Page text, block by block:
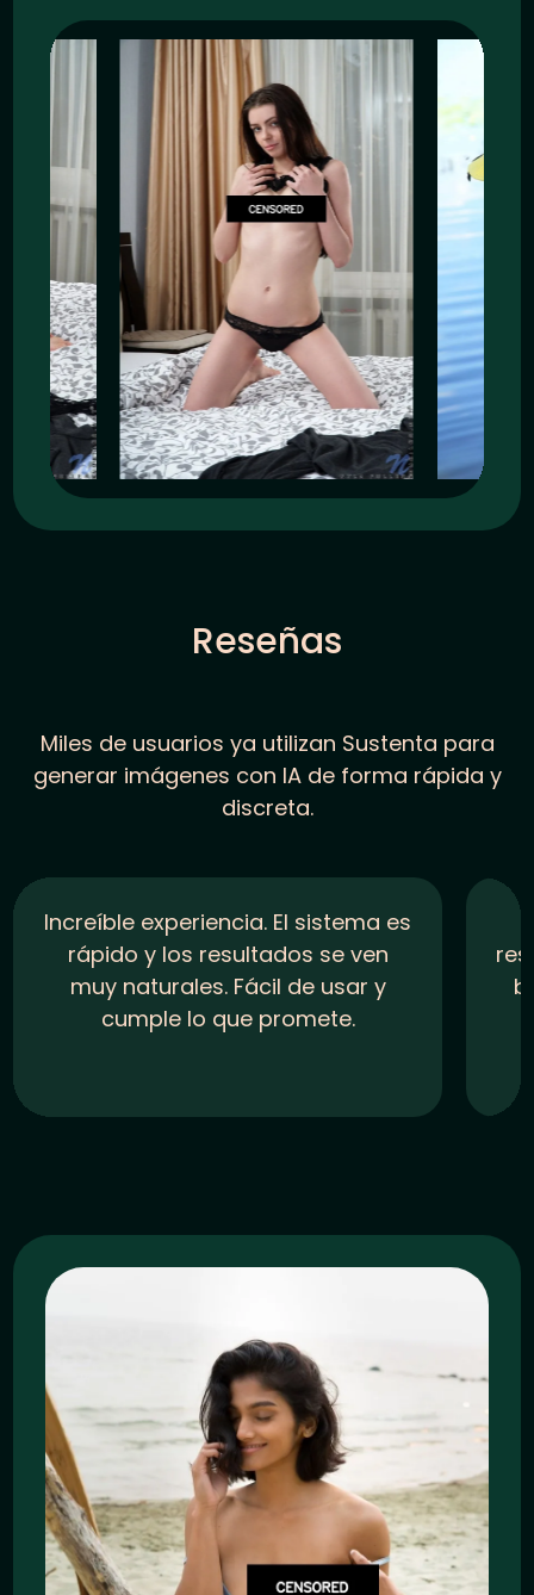
Reseñas
Miles de usuarios ya utilizan Sustenta para
generar imágenes con IA de forma rápida y
discreta.
Increíble experiencia. El sistema es
rápido y los resultados se ven
muy naturales. Fácil de usar y
cumple lo que promete.